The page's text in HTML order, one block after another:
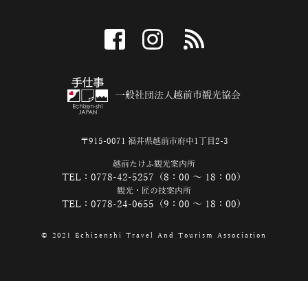
facebook instagram
一般社団法人越前市観光協会
〒915-0071 福井県越前市府中1丁目2-3
越前たけふ観光案内所
TEL：0778-42-5257（8：00 ～ 18：00）
観光・匠の技案内所
TEL：0778-24-0655（9：00 ～ 18：00）
© 2021 Echizenshi Travel And Tourism Association